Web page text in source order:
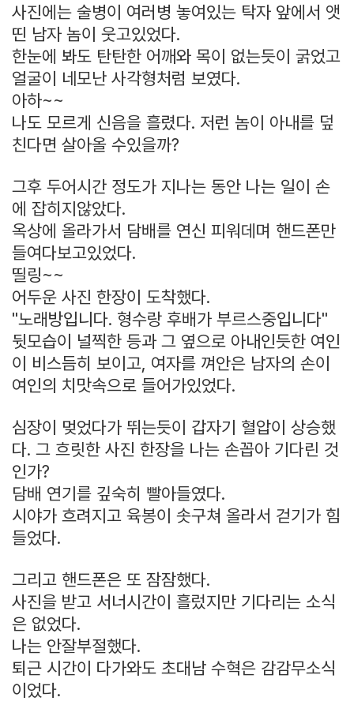
사진에는 술병이 여러병 놓여있는 탁자 앞에서 앳
띤 남자 놈이 웃고있었다.
한눈에 봐도 탄탄한 어깨와 목이 없는듯이 굵었고
얼굴이 네모난 사각형처럼 보였다.
아하~~
나도 모르게 신음을 흘렸다. 저런 놈이 아내를 덮
친다면 살아올 수있을까?
그후 두어시간 정도가 지나는 동안 나는 일이 손
에 잡히지않았다.
옥상에 올라가서 담배를 연신 피워데며 핸드폰만
들여다보고있었다.
띨링~~
어두운 사진 한장이 도착했다.
"노래방입니다. 형수랑 후배가 부르스중입니다"
뒷모습이 널찍한 등과 그 옆으로 아내인듯한 여인
이 비스듬히 보이고, 여자를 껴안은 남자의 손이
여인의 치맛속으로 들어가있었다.
심장이 멎었다가 뛰는듯이 갑자기 혈압이 상승했
다. 그 흐릿한 사진 한장을 나는 손꼽아 기다린 것
인가?
담배 연기를 깊숙히 빨아들였다.
시야가 흐려지고 육봉이 솟구쳐 올라서 걷기가 힘
들었다.
그리고 핸드폰은 또 잠잠했다.
사진을 받고 서너시간이 흘렀지만 기다리는 소식
은 없었다.
나는 안잘부절했다.
퇴근 시간이 다가와도 초대남 수혁은 감감무소식
이었다.